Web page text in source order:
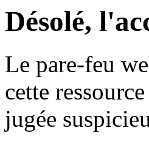
Désolé,
Le pare-feu
cette
jugée